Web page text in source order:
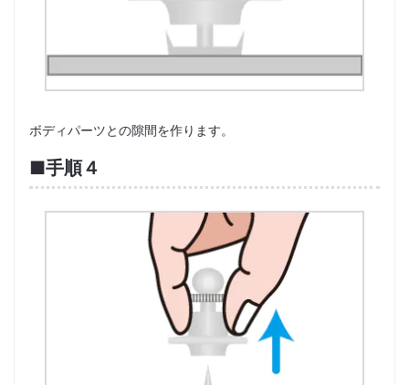
ボディパーツとの隙間を作ります。
■手順４